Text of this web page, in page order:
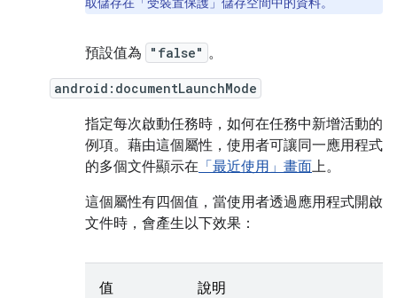
預設值為 "false" 。
android:documentLaunchMode
指定每次啟動任務時，如何在任務中新增活動的
例項。藉由這個屬性，使用者可讓同一應用程式
的多個文件顯示在 「最近使用」畫面上。
這個屬性有四個值，當使用者透過應用程式開啟
文件時，會產生以下效果：
值 說明